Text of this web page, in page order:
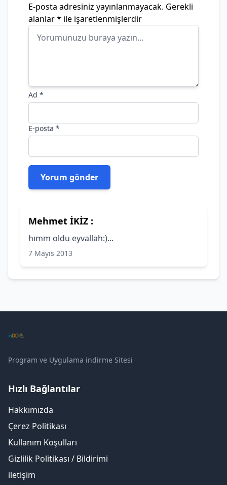
E-posta adresiniz yayınlanmayacak. Gerekli
alanlar* ile işaretlenmişlerdir
Ad *
E-posta *
Mehmet İKİZ :
hımm oldu eyvallah:)...
7 Mayıs 2013
Program ve Uygulama indirme Sitesi
Hızlı Bağlantılar
Hakkımızda
Çerez Politikası
Kullanım Koşulları
Gizlilik Politikası / Bildirimi
iletişim